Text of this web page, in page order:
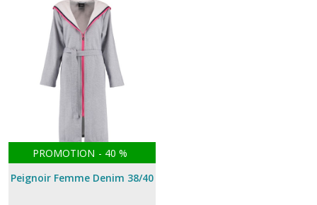
PROMOTION - 40 %
Peignoir Femme Denim 38/40